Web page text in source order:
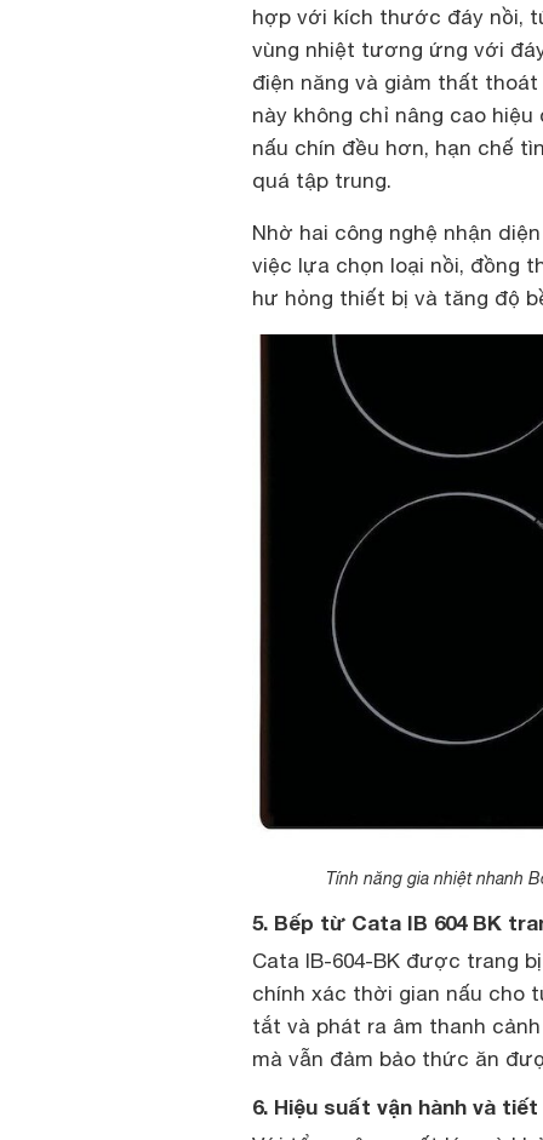
hợp với kích thước đáy nồi,
vùng nhiệt tương ứng với
điện năng và giảm thất
này không chỉ nâng cao
nấu chín đều hơn, hạn chế
quá tập trung.
Nhờ hai công nghệ nhận
việc lựa chọn loại nồi, đồng
hư hỏng thiết bị và tăng độ
Tính năng gia nhiệt nhanh
5. Bếp từ Cata IB 604 BK
Cata IB-604-BK được trang
chính xác thời gian nấu cho
tắt và phát ra âm thanh
mà vẫn đảm bảo thức ăn
6. Hiệu suất vận hành và